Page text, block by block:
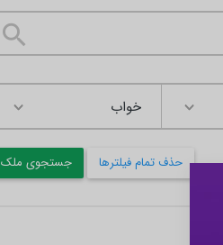
جستجوی ملک حذف تمام فیلترها